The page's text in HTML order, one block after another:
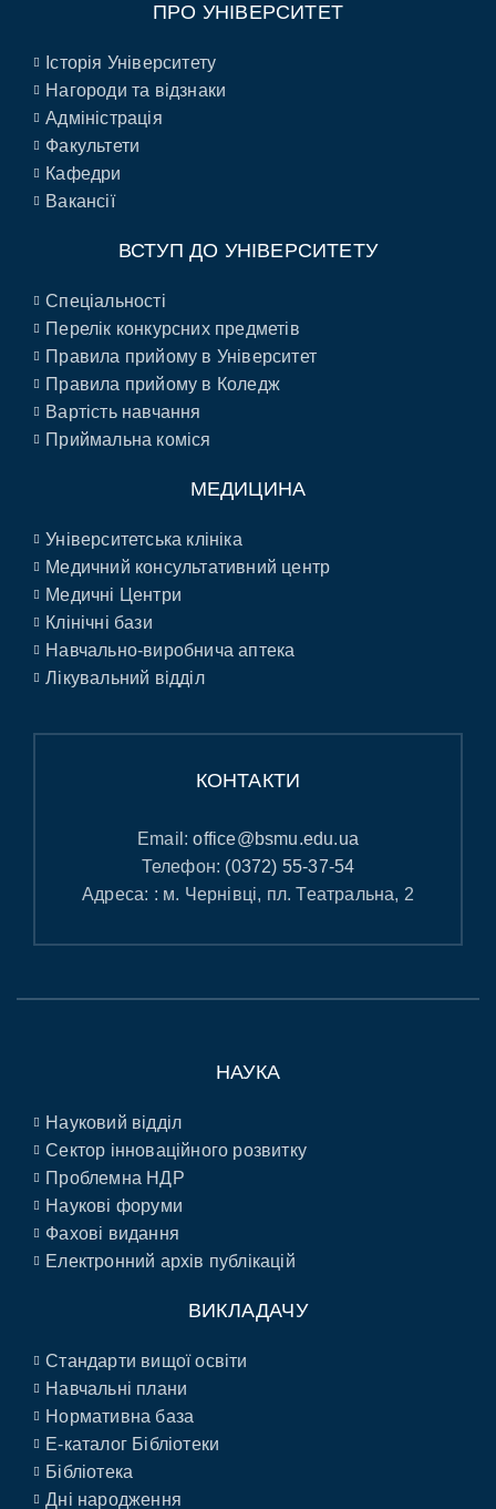
ПРО УНІВЕРСИТЕТ
Історія Університету
Нагороди та відзнаки
Адміністрація
Факультети
Кафедри
Вакансії
ВСТУП ДО УНІВЕРСИТЕТУ
Спеціальності
Перелік конкурсних предметів
Правила прийому в Університет
Правила прийому в Коледж
Вартість навчання
Приймальна коміся
МЕДИЦИНА
Університетська клініка
Медичний консультативний центр
Медичні Центри
Клінічні бази
Навчально-виробнича аптека
Лікувальний відділ
КОНТАКТИ
Email:office@bsmu.edu.ua
Телефон: (0372) 55-37-54
Адреса: : м. Чернівці, пл. Театральна, 2
НАУКА
Науковий відділ
Сектор інноваційного розвитку
Проблемна НДР
Наукові форуми
Фахові видання
Електронний архів публікацій
ВИКЛАДАЧУ
Стандарти вищої освіти
Навчальні плани
Нормативна база
E-каталог Бібліотеки
Бібліотека
Дні народження